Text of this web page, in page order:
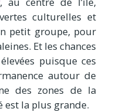
culturelles et
petit groupe, pour
Et les chances
puisque ces
autour de
des zones de la
la plus grande.